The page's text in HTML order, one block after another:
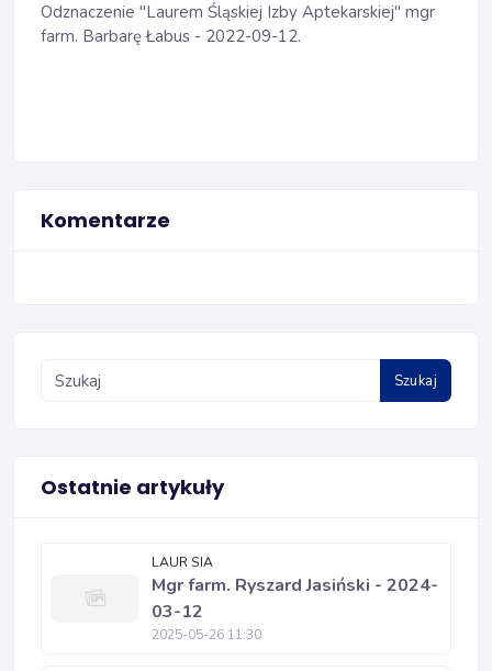
Odznaczenie "Laurem Śląskiej Izby Aptekarskiej" mgr
farm. Barbarę Łabus - 2022-09-12.
Komentarze
Szukaj
Ostatnie artykuły
LAUR SIA
Mgr farm. Ryszard Jasiński - 2024-
03-12
2025-05-26 11:30